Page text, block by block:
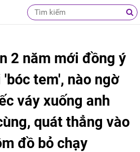
2 năm mới đồng ý
tem', nào ngờ
váy xuống anh
quát thẳng vào
đồ bỏ chạy